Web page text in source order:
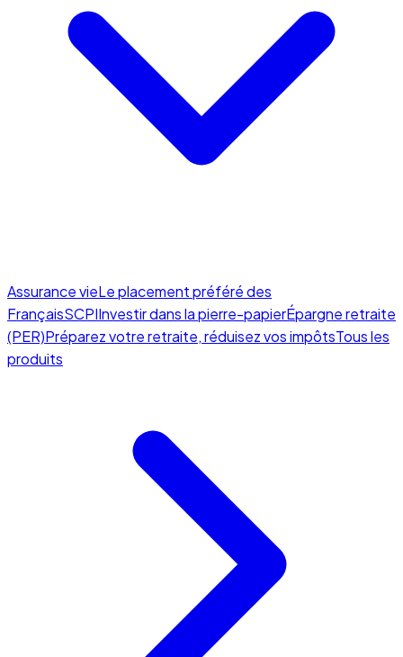
Assurance vieLe placement préféré des
FrançaisSCPIInvestir dans la pierre-papierÉpargne retraite
(PER)Préparez votre retraite, réduisez vos impôtsTous les
produits